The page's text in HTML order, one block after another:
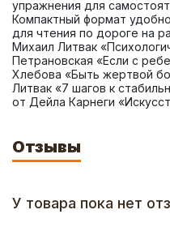
упражнения для
Компактный формат
для чтения по дороге на
Михаил Литвак
Петрановская «Если с
Хлебова «Быть жертвой
Литвак «7 шагов к
от Дейла Карнеги
Отзывы
У товара пока нет